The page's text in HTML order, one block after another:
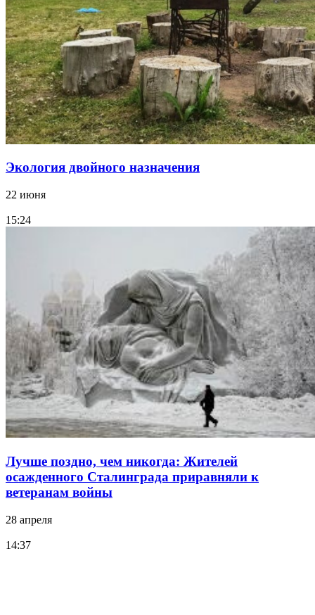
Экология двойного назначения
22 июня
15:24
Лучше поздно, чем никогда: Жителей
осажденного Сталинграда приравняли к
ветеранам войны
28 апреля
14:37